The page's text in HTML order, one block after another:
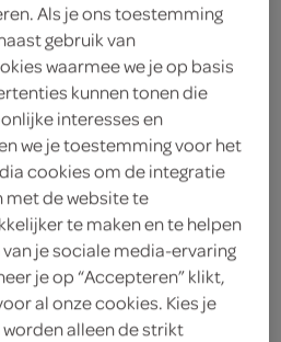
Als je ons toestemming
gebruik van
waarmee we je op basis
kunnen tonen die
interesses en
we je toestemming voor het
cookies om de integratie
met de website te
te maken en te helpen
je sociale media-ervaring
je op “Accepteren” klikt,
al onze cookies. Kies je
worden alleen de strikt